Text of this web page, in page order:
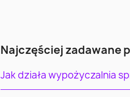
Najczęściej zadawane
Jak działa wypożyczalnia